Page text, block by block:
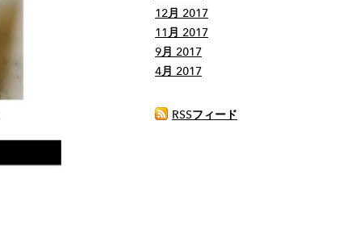
12月 2017
11月 2017
9月 2017
4月 2017
RSSフィード